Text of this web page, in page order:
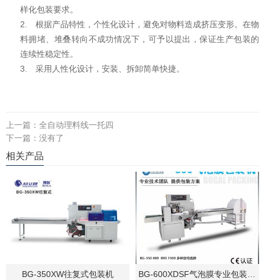
样化包装要求。
2.
根据产品特性，个性化设计，避免对物料造成挤压变形。在物
料拥堵、堆叠转向不成功情况下，可予以提出，保证生产包装的
连续性稳定性。
3. 采用人性化设计，安装、拆卸简单快捷。
上一篇： 全自动理料线一托四
下一篇： 没有了
相关产品
BG-350XW往复式包装机 BG-600XDSF气泡膜专业包装机设备